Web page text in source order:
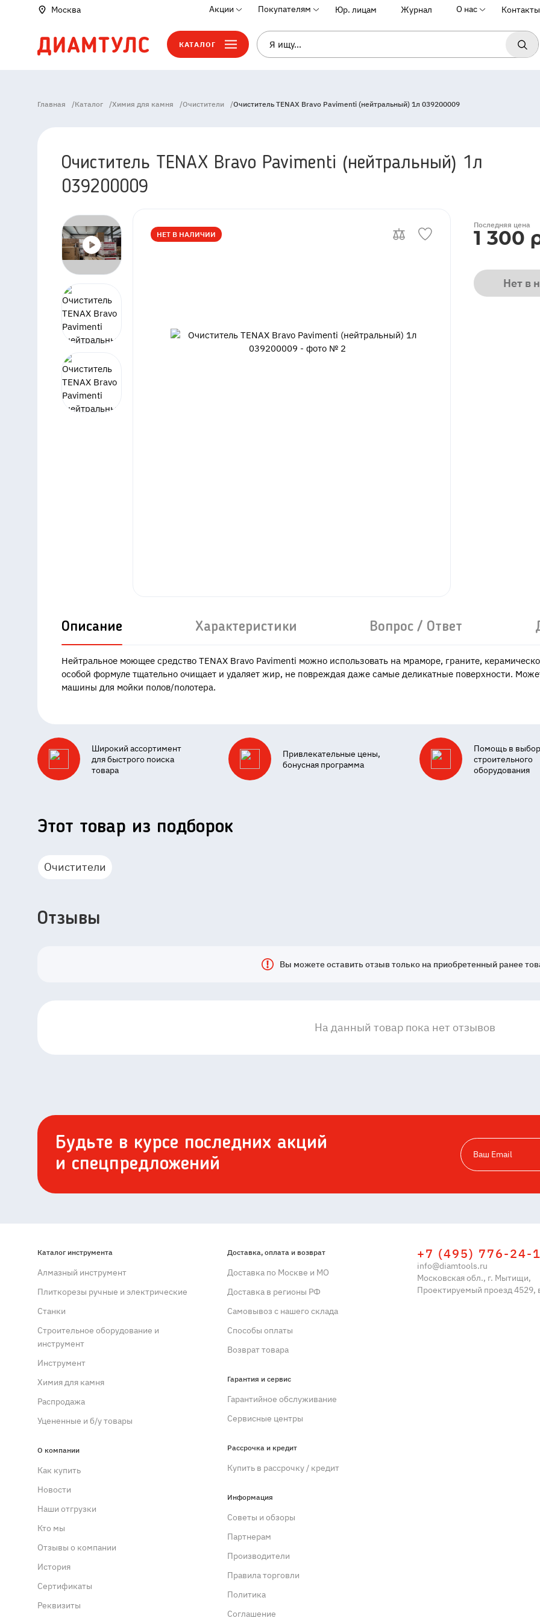
Москва Акции Покупателям Юр. лицам Журнал О нас Контакты
КАТАЛОГ
Главная /Каталог /Химия для камня /Очистители /Очиститель TENAX Bravo Pavimenti (нейтральный) 1л 039200009
Очиститель TENAX Bravo Pavimenti (нейтральный) 1л
039200009
НЕТ В НАЛИЧИИ
Последняя цена
1 300
Нет в
Описание Характеристики Вопрос / Ответ
Нейтральное моющее средство TENAX Bravo Pavimenti можно использовать на мраморе, граните,
особой формуле тщательно очищает и удаляет жир, не повреждая даже самые деликатные поверхности.
машины для мойки полов/полотера.
Широкий ассортимент
для быстрого поиска
товара
Привлекательные цены,
бонусная программа
Помощь в
строительного
оборудования
Этот товар из подборок
Очистители
Отзывы
Вы можете оставить отзыв только на приобретенный ранее
На данный товар пока нет отзывов
Будьте в курсе последних акций
и спецпредложений
Каталог инструмента
Алмазный инструмент
Плиткорезы ручные и электрические
Станки
Строительное оборудование и
инструмент
Инструмент
Химия для камня
Распродажа
Уцененные и б/у товары
О компании
Как купить
Новости
Наши отгрузки
Кто мы
Отзывы о компании
История
Сертификаты
Реквизиты
Доставка, оплата и возврат
Доставка по Москве и МО
Доставка в регионы РФ
Самовывоз с нашего склада
Способы оплаты
Возврат товара
Гарантия и сервис
Гарантийное обслуживание
Сервисные центры
Рассрочка и кредит
Купить в рассрочку / кредит
Информация
Советы и обзоры
Партнерам
Производители
Правила торговли
Политика
Cоглашение
+7 (495) 776-24-
info@diamtools.ru
Московская обл., г. Мытищи,
Проектируемый проезд 4529,